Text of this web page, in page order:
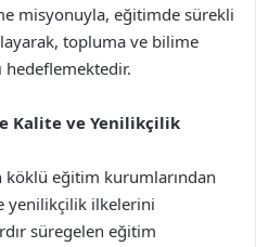
misyonuyla, eğitimde sürekli
topluma ve bilime
hedeflemektedir.
Kalite ve Yenilikçilik
köklü eğitim kurumlarından
yenilikçilik ilkelerini
süregelen eğitim